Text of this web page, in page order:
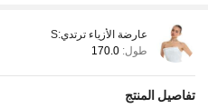
عارضة الأزياء ترتدي:S
طول: 170.0
تفاصيل المنتج